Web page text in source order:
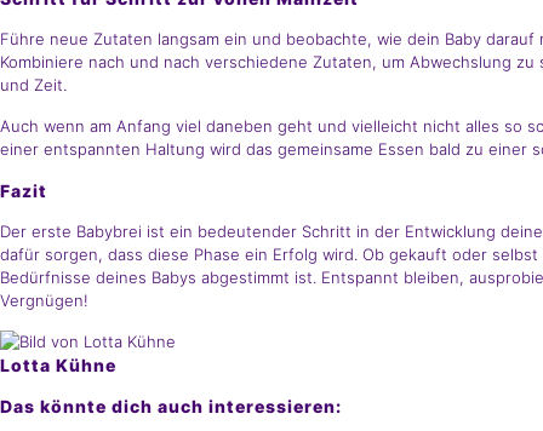
Führe neue Zutaten langsam ein und beobachte, wie dein Baby
Kombiniere nach und nach verschiedene Zutaten, um Abwechslung
und Zeit.
Auch wenn am Anfang viel daneben geht und vielleicht nicht alles so
einer entspannten Haltung wird das gemeinsame Essen bald zu einer
Fazit
Der erste Babybrei ist ein bedeutender Schritt in der Entwicklung
dafür sorgen, dass diese Phase ein Erfolg wird. Ob gekauft oder
Bedürfnisse deines Babys abgestimmt ist. Entspannt bleiben,
Vergnügen!
Lotta Kühne
Das könnte dich auch interessieren: